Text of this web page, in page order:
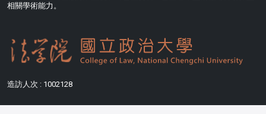
相關學術能力。
造訪人次 : 1002128